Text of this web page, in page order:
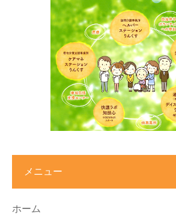
メニュー
ホーム